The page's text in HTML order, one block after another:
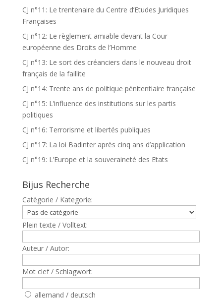
CJ n°11: Le trentenaire du Centre d’Etudes Juridiques
Françaises
CJ n°12: Le règlement amiable devant la Cour
européenne des Droits de l’Homme
CJ n°13: Le sort des créanciers dans le nouveau droit
français de la faillite
CJ n°14: Trente ans de politique pénitentiaire française
CJ n°15: L’influence des institutions sur les partis
politiques
CJ n°16: Terrorisme et libertés publiques
CJ n°17: La loi Badinter après cinq ans d’application
CJ n°19: L’Europe et la souveraineté des Etats
Bijus Recherche
Catègorie / Kategorie:
Plein texte / Volltext:
Auteur / Autor:
Mot clef / Schlagwort:
allemand / deutsch